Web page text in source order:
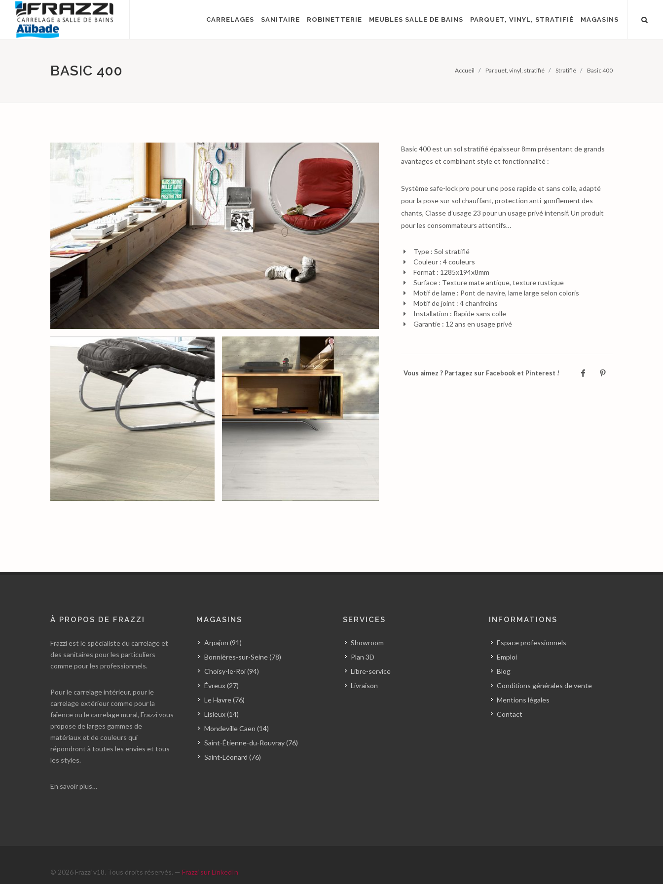
CARRELAGES SANITAIRE ROBINETTERIE MEUBLES SALLE DE BAINS PARQUET, VINYL, STRATIFIÉ MAGASINS
BASIC 400 Accueil Parquet, vinyl, stratifié Stratifié Basic 400
Basic 400 est un sol stratifié épaisseur 8mm présentant de grands
avantages et combinant style et fonctionnalité :
Système safe-lock pro pour une pose rapide et sans colle, adapté
pour la pose sur sol chauffant, protection anti-gonflement des
chants, Classe d’usage 23 pour un usage privé intensif. Un produit
pour les consommateurs attentifs…
Type : Sol stratifié
Couleur : 4 couleurs
Format : 1285x194x8mm
Surface : Texture mate antique, texture rustique
Motif de lame : Pont de navire, lame large selon coloris
Motif de joint : 4 chanfreins
Installation : Rapide sans colle
Garantie : 12 ans en usage privé
Vous aimez ? Partagez sur Facebook et Pinterest !
À PROPOS DE FRAZZI
Frazzi est le spécialiste du carrelage et
des sanitaires pour les particuliers
comme pour les professionnels.
Pour le carrelage intérieur, pour le
carrelage extérieur comme pour la
faïence ou le carrelage mural, Frazzi vous
propose de larges gammes de
matériaux et de couleurs qui
répondront à toutes les envies et tous
les styles.
En savoir plus…
MAGASINS
Arpajon (91)
Bonnières-sur-Seine (78)
Choisy-le-Roi (94)
Évreux (27)
Le Havre (76)
Lisieux (14)
Mondeville Caen (14)
Saint-Étienne-du-Rouvray (76)
Saint-Léonard (76)
SERVICES
Showroom
Plan 3D
Libre-service
Livraison
INFORMATIONS
Espace professionnels
Emploi
Blog
Conditions générales de vente
Mentions légales
Contact
© 2026 Frazzi v18. Tous droits réservés. — Frazzi sur LinkedIn